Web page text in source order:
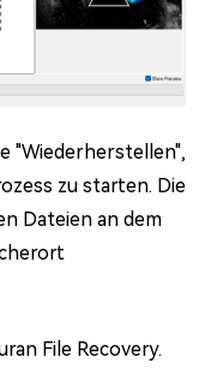
"Wiederherstellen",
zu starten. Die
Dateien an dem
File Recovery.